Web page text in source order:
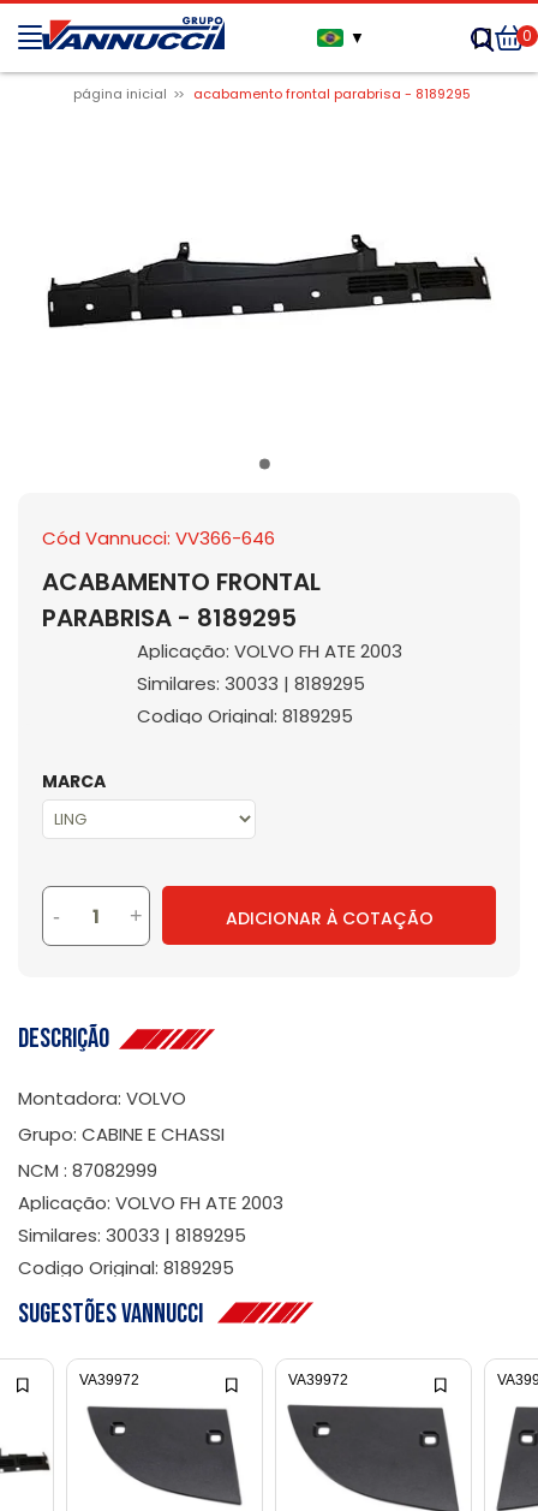
▼ 0
página inicial acabamento frontal parabrisa - 8189295
Cód Vannucci: VV366-646
ACABAMENTO FRONTAL
PARABRISA - 8189295
Aplicação: VOLVO FH ATE 2003
Similares: 30033 | 8189295
Codigo Original: 8189295
MARCA
- + ADICIONAR À COTAÇÃO
Descrição
Montadora: VOLVO
Grupo: CABINE E CHASSI
NCM : 87082999
Aplicação: VOLVO FH ATE 2003
Similares: 30033 | 8189295
Codigo Original: 8189295
Sugestões Vannucci
VA39972 VA39972